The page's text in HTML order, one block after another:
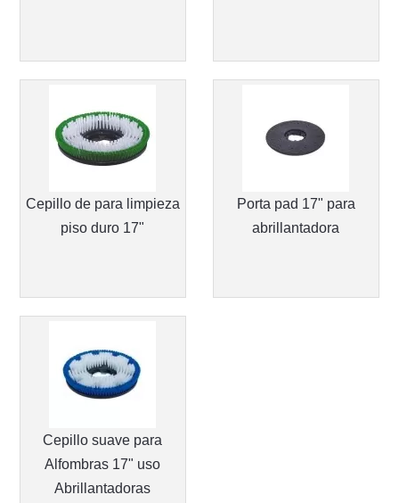
Cepillo de para limpieza
piso duro 17"
Porta pad 17" para
abrillantadora
Cepillo suave para
Alfombras 17" uso
Abrillantadoras